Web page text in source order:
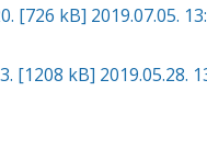
[726 kB] 2019.07.05.
[1208 kB] 2019.05.28.